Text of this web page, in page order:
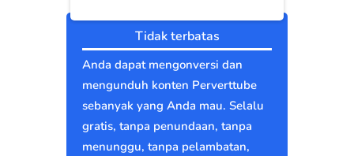
Tidak terbatas
Anda dapat mengonversi dan
mengunduh konten Perverttube
sebanyak yang Anda mau. Selalu
gratis, tanpa penundaan, tanpa
menunggu, tanpa pelambatan,